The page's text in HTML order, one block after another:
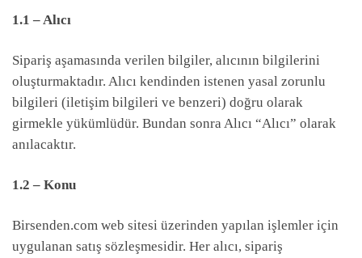
1.1 – Alıcı
Sipariş aşamasında verilen bilgiler, alıcının bilgilerini
oluşturmaktadır. Alıcı kendinden istenen yasal zorunlu
bilgileri (iletişim bilgileri ve benzeri) doğru olarak
girmekle yükümlüdür. Bundan sonra Alıcı “Alıcı” olarak
anılacaktır.
1.2 – Konu
Birsenden.com web sitesi üzerinden yapılan işlemler için
uygulanan satış sözleşmesidir. Her alıcı, sipariş